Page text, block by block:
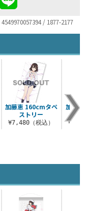
4549970057394 / 1877-2177
加藤恵 160cmタペ
ストリー
¥7,480（税込）
加藤
マ